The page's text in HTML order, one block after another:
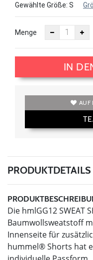
Gewählte Größe: S
Menge
IN
AUF
PRODUKTDETAILS
Die hmlGG12 SWEAT
Baumwollsweatstoff
Innenseite für
hummel® Shorts hat